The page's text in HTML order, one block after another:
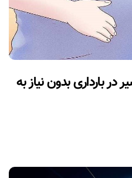
در بارداری بدون نیاز به